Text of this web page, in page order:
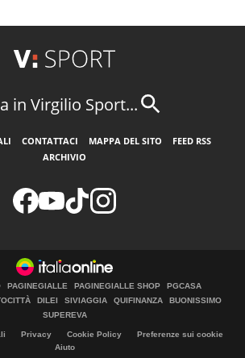
in Virgilio Sport...
CONTATTACI MAPPA DEL SITO
FEED RSS
ARCHIVIO
PAGINEGIALLE PAGINEGIALLE SHOP
PGCASA
DILEI SIVIAGGIA QUIFINANZA
BUONISSIMO
SUPEREVA
Privacy Cookie Policy
Preferenze sui cookie
Aiuto